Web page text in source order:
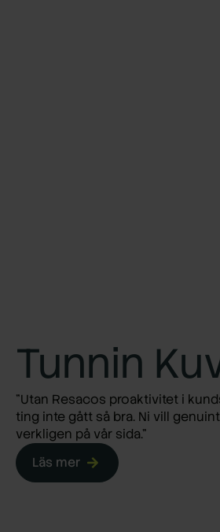
Tunnin
”Utan Resacos proaktivitet i
ting inte gått så bra. Ni vill
verkligen på vår sida.”
Läs mer